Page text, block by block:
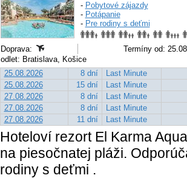
- Pobytové zájazdy
- Potápanie
- Pre rodiny s deťmi
Doprava:
Termíny od:
odlet: Bratislava, Košice
25.08.2026
8 dní
Last Minute
25.08.2026
15 dní
Last Minute
27.08.2026
8 dní
Last Minute
27.08.2026
8 dní
Last Minute
27.08.2026
11 dní Last Minute
Hoteloví rezort El Karma
na piesočnatej pláži.
rodiny s deťmi .